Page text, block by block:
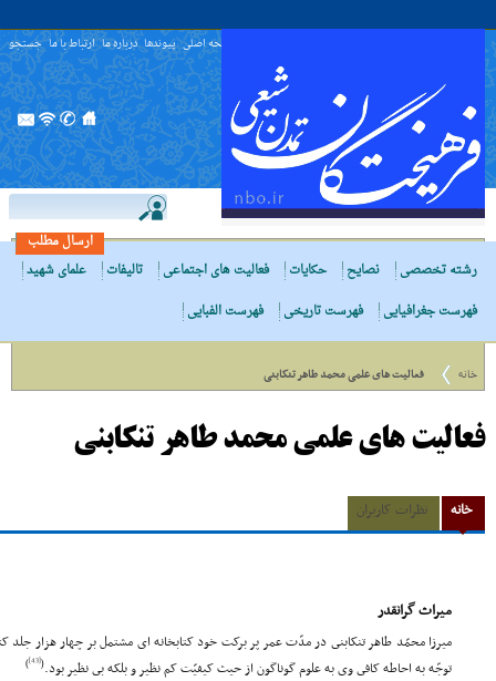
صفحه اصلی پیوندها درباره ما ارتباط با ما جستجو
ارسال مطلب
رشته تخصصی
نصایح حکایات فعالیت های اجتماعی تالیفات
علمای شهید
فهرست جغرافیایی
فهرست تاریخی فهرست الفبایی
خانه فعالیت های علمی محمد طاهر تنکابنی
فعالیت های علمی محمد طاهر تنکابنی
خانه نظرات کاربران
میراث گرانقدر
میرزا محمّد طاهر تنکابنى در مدّت عمر پر برکت خود کتابخانه اى مشتمل بر چهار هزار
توجّه به احاطه کافى وى به علوم گوناگون از حیث کیفیّت کم نظیر و بلکه بى نظیر بود.(
[43]
)